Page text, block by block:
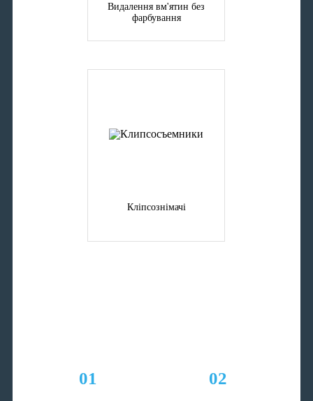
Видалення вм'ятин без
фарбування
Кліпсознімачі
01 02